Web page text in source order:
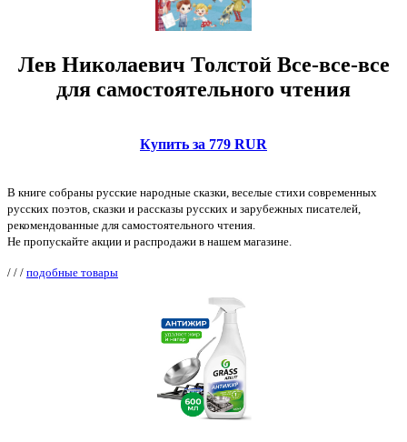
Лев Николаевич Толстой Все-все-все
для самостоятельного чтения
Купить за 779 RUR
В книге собраны русские народные сказки, веселые стихи современных
русских поэтов, сказки и рассказы русских и зарубежных писателей,
рекомендованные для самостоятельного чтения.
Не пропускайте акции и распродажи в нашем магазине.
/ / / подобные товары